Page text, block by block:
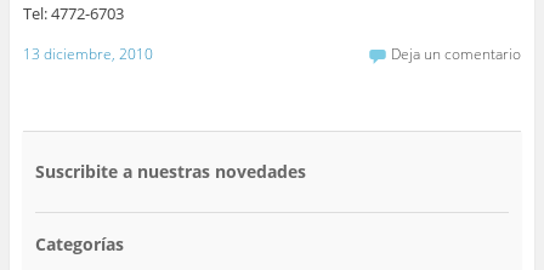
Tel: 4772-6703
13 diciembre, 2010 Deja un comentario
Suscribite a nuestras novedades
Categorías